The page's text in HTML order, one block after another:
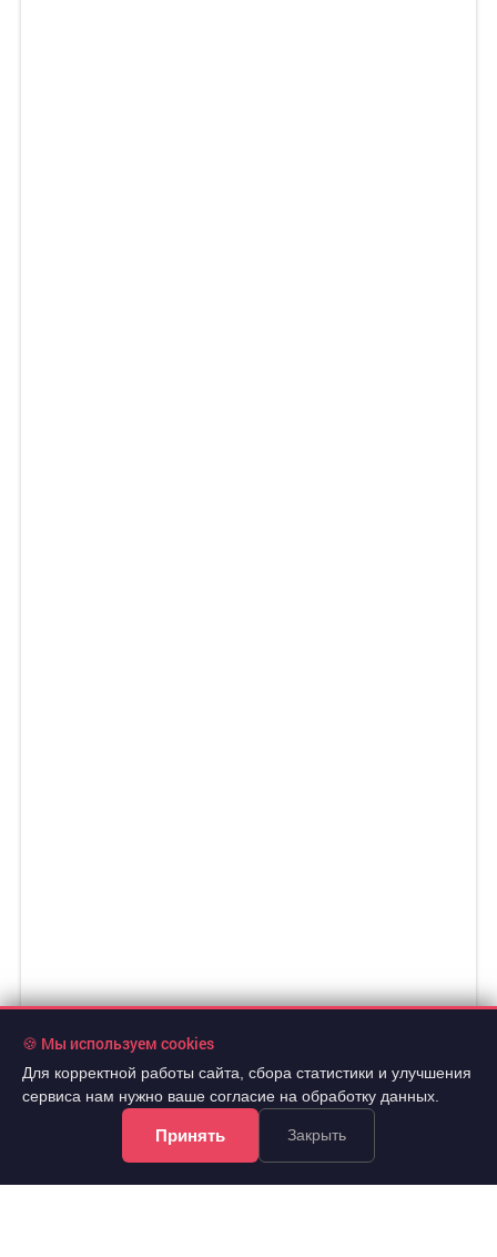
🍪 Мы используем cookies
Для корректной работы сайта, сбора статистики и улучшения
сервиса нам нужно ваше согласие на обработку данных.
Принять Закрыть